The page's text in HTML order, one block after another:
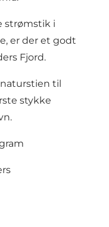
strømstik i
er der et godt
Fjord.
til
stykke